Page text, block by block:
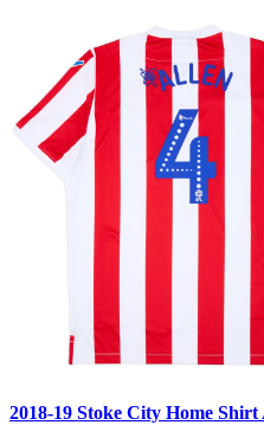
2018-19 Stoke City Home